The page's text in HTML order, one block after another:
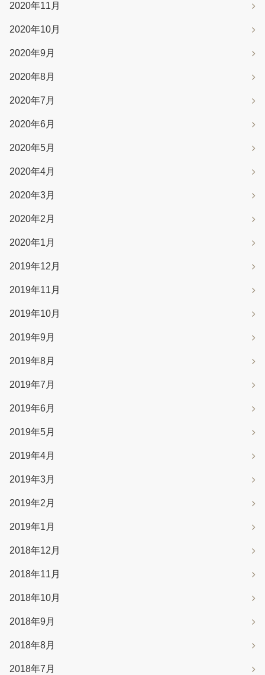
2020年11月
2020年10月
2020年9月
2020年8月
2020年7月
2020年6月
2020年5月
2020年4月
2020年3月
2020年2月
2020年1月
2019年12月
2019年11月
2019年10月
2019年9月
2019年8月
2019年7月
2019年6月
2019年5月
2019年4月
2019年3月
2019年2月
2019年1月
2018年12月
2018年11月
2018年10月
2018年9月
2018年8月
2018年7月